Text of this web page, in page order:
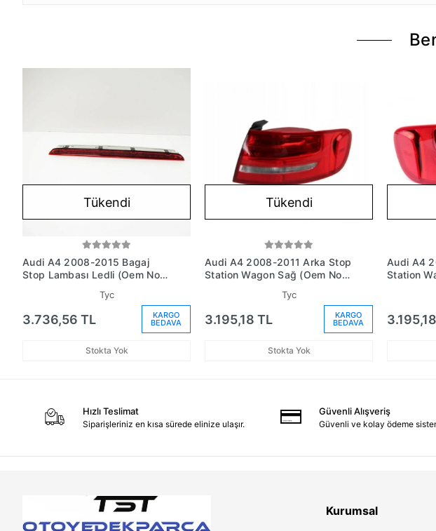
Tükendi
Audi A4 2008-2015 Bagaj
Stop Lambası Ledli (Oem No:
Tyc
3.736,56 TL KARGO
BEDAVA
Stokta Yok
Tükendi
Audi A4 2008-2011 Arka Stop
Station Wagon Sağ (Oem No:
Tyc
3.195,18 TL KARGO
BEDAVA
Stokta Yok
Audi A4
Station
Hızlı Teslimat
Siparişleriniz en kısa sürede elinize ulaşır.
Güvenli Alışveriş
Güvenli ve kolay ödeme
Kurumsal